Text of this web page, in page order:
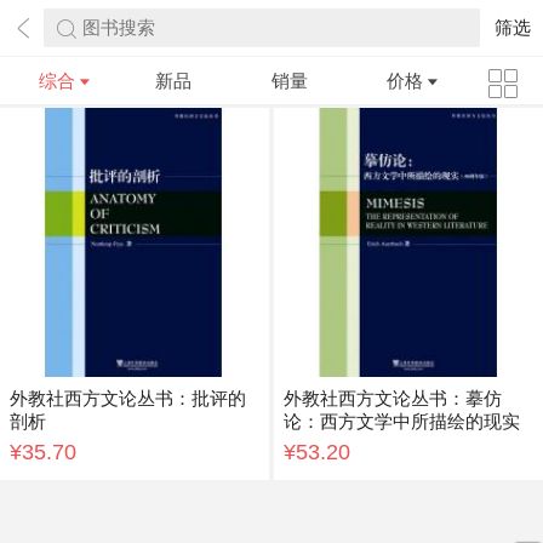
图书搜索 筛选
综合 新品 销量 价格
外教社西方文论丛书：批评的
剖析
¥35.70
外教社西方文论丛书：摹仿
论：西方文学中所描绘的现实
¥53.20